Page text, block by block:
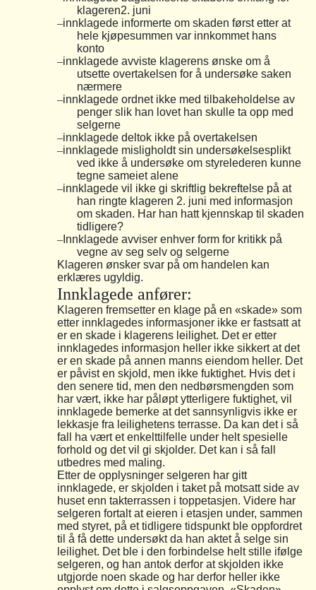
klageren2. juni
–innklagede informerte om skaden først etter at
hele kjøpesummen var innkommet hans
konto
–innklagede avviste klagerens ønske om å
utsette overtakelsen for å undersøke saken
nærmere
–innklagede ordnet ikke med tilbakeholdelse av
penger slik han lovet han skulle ta opp med
selgerne
–innklagede deltok ikke på overtakelsen
–innklagede misligholdt sin undersøkelsesplikt
ved ikke å undersøke om styrelederen kunne
tegne sameiet alene
–innklagede vil ikke gi skriftlig bekreftelse på at
han ringte klageren 2. juni med informasjon
om skaden. Har han hatt kjennskap til skaden
tidligere?
– Innklagede avviser enhver form for kritikk på
vegne av seg selv og selgerne
Klageren ønsker svar på om handelen kan
erklæres ugyldig.
Innklagede anfører:
Klageren fremsetter en klage på en «skade» som
etter innklagedes informasjoner ikke er fastsatt at
er en skade i klagerens leilighet. Det er etter
innklagedes informasjon heller ikke sikkert at det
er en skade på annen manns eiendom heller. Det
er påvist en skjold, men ikke fuktighet. Hvis det i
den senere tid, men den nedbørsmengden som
har vært, ikke har påløpt ytterligere fuktighet, vil
innklagede bemerke at det sannsynligvis ikke er
lekkasje fra leilighetens terrasse. Da kan det i så
fall ha vært et enkelttilfelle under helt spesielle
forhold og det vil gi skjolder. Det kan i så fall
utbedres med maling.
Etter de opplysninger selgeren har gitt
innklagede, er skjolden i taket på motsatt side av
huset enn takterrassen i toppetasjen. Videre har
selgeren fortalt at eieren i etasjen under, sammen
med styret, på et tidligere tidspunkt ble oppfordret
til å få dette undersøkt da han aktet å selge sin
leilighet. Det ble i den forbindelse helt stille ifølge
selgeren, og han antok derfor at skjolden ikke
utgjorde noen skade og har derfor heller ikke